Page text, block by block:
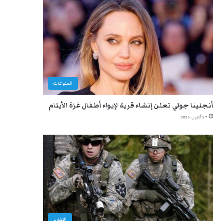
المنوعات
أنجلينا جولي تعلن إنشاء قرية لإيواء أطفال غزة الأيتام
27 أكتوبر، 2025
التقارير